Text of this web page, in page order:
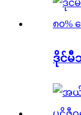
ဒိုင်